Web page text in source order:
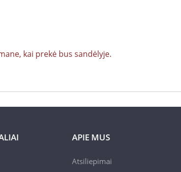
kai prekė bus sandėlyje.
APIE MUS
Atsiliepimai